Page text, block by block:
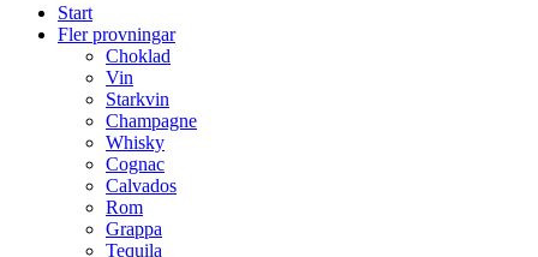
Start
Fler provningar
Choklad
Vin
Starkvin
Champagne
Whisky
Cognac
Calvados
Rom
Grappa
Tequila